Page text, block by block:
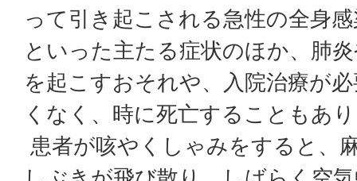
って引き起こされる急性の全身
といった主たる症状のほか、肺
を起こすおそれや、入院治療が
くなく、時に死亡することもあ
患者が咳やくしゃみをすると、